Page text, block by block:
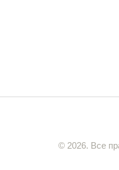
© 2026. Все